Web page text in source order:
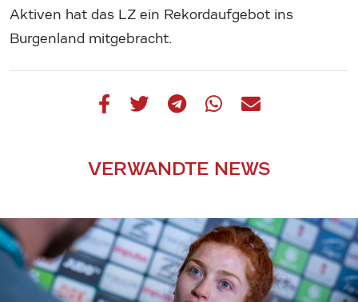
Aktiven hat das LZ ein Rekordaufgebot ins
Burgenland mitgebracht.
VERWANDTE NEWS